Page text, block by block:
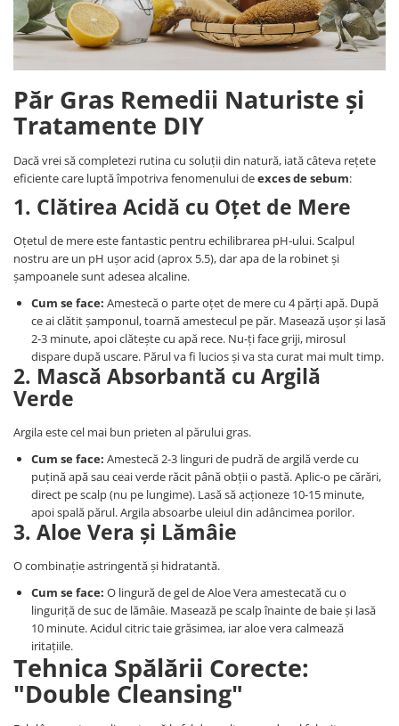
Păr Gras Remedii Naturiste și
Tratamente DIY
Dacă vrei să completezi rutina cu soluții din natură, iată câteva rețete
eficiente care luptă împotriva fenomenului deexces de sebum:
1. Clătirea Acidă cu Oțet de Mere
Oțetul de mere este fantastic pentru echilibrarea pH-ului. Scalpul
nostru are un pH ușor acid (aprox 5.5), dar apa de la robinet și
șampoanele sunt adesea alcaline.
Cum se face: Amestecă o parte oțet de mere cu 4 părți apă. După
ce ai clătit șamponul, toarnă amestecul pe păr. Masează ușor și lasă
2-3 minute, apoi clătește cu apă rece. Nu-ți face griji, mirosul
dispare după uscare. Părul va fi lucios și va sta curat mai mult timp.
2. Mască Absorbantă cu Argilă
Verde
Argila este cel mai bun prieten al părului gras.
Cum se face: Amestecă 2-3 linguri de pudră de argilă verde cu
puțină apă sau ceai verde răcit până obții o pastă. Aplic-o pe cărări,
direct pe scalp (nu pe lungime). Lasă să acționeze 10-15 minute,
apoi spală părul. Argila absoarbe uleiul din adâncimea porilor.
3. Aloe Vera și Lămâie
O combinație astringentă și hidratantă.
Cum se face: O lingură de gel de Aloe Vera amestecată cu o
linguriță de suc de lămâie. Masează pe scalp înainte de baie și lasă
10 minute. Acidul citric taie grăsimea, iar aloe vera calmează
iritațiile.
Tehnica Spălării Corecte:
"Double Cleansing"